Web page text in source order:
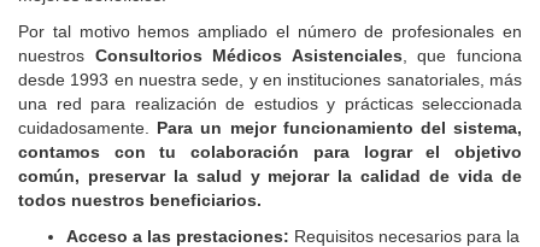
Por tal motivo hemos ampliado el número de profesionales en
nuestros Consultorios Médicos Asistenciales , que funciona
desde 1993 en nuestra sede, y en instituciones sanatoriales, más
una red para realización de estudios y prácticas seleccionada
cuidadosamente. Para un mejor funcionamiento del sistema,
contamos con tu colaboración para lograr el objetivo
común, preservar la salud y mejorar la calidad de vida de
todos nuestros beneficiarios.
Acceso a las prestaciones: Requisitos necesarios para la